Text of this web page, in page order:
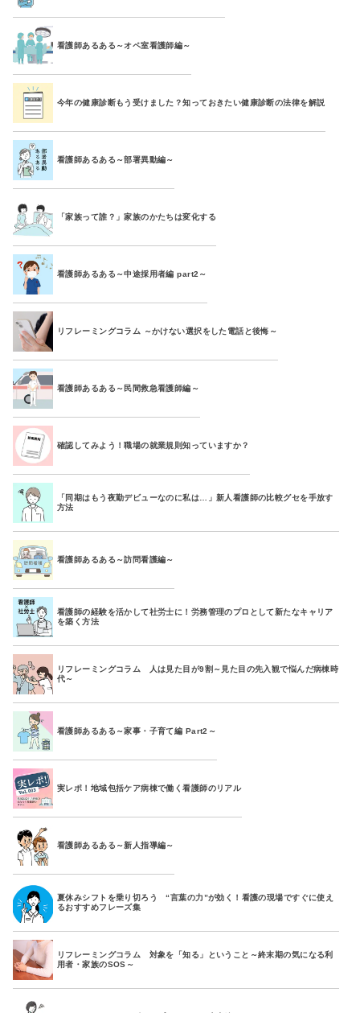
看護師あるある～オペ室看護師編～
今年の健康診断もう受けました？知っておきたい健康診断の法律を解説
看護師あるある～部署異動編～
「家族って誰？」家族のかたちは変化する
看護師あるある～中途採用者編 part2～
リフレーミングコラム ～かけない選択をした電話と後悔～
看護師あるある～民間救急看護師編～
確認してみよう！職場の就業規則知っていますか？
「同期はもう夜勤デビューなのに私は…」新人看護師の比較グセを手放す
方法
看護師あるある～訪問看護編～
看護師の経験を活かして社労士に！労務管理のプロとして新たなキャリア
を築く方法
リフレーミングコラム 人は見た目が9割～見た目の先入観で悩んだ病棟時
代～
看護師あるある～家事・子育て編 Part2～
実レポ！地域包括ケア病棟で働く看護師のリアル
看護師あるある～新人指導編～
夏休みシフトを乗り切ろう “言葉の力”が効く！看護の現場ですぐに使え
るおすすめフレーズ集
リフレーミングコラム 対象を「知る」ということ～終末期の気になる利
用者・家族のSOS～